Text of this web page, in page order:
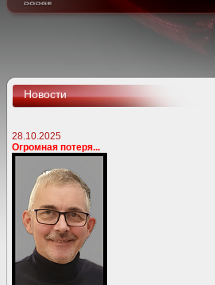
Новости
28.10.2025
Огромная потеря...